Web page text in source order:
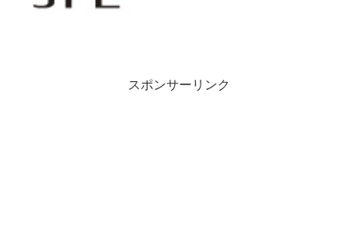
スポンサーリンク